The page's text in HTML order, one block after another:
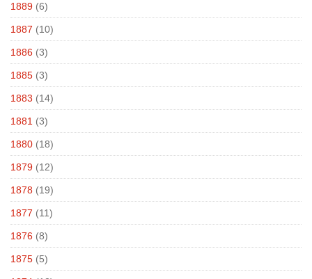
1889 (6)
1887 (10)
1886 (3)
1885 (3)
1883 (14)
1881 (3)
1880 (18)
1879 (12)
1878 (19)
1877 (11)
1876 (8)
1875 (5)